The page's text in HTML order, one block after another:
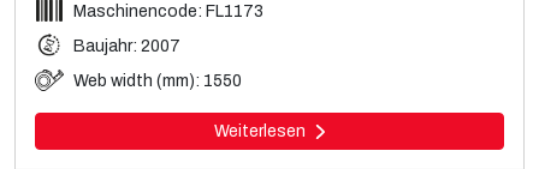
Maschinencode: FL1173
Baujahr: 2007
Web width (mm): 1550
Weiterlesen